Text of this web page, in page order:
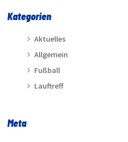
Kategorien
Aktuelles
Allgemein
Fußball
Lauftreff
Meta